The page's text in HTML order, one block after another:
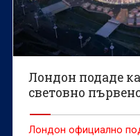
Лондон подаде
световно
Лондон официално